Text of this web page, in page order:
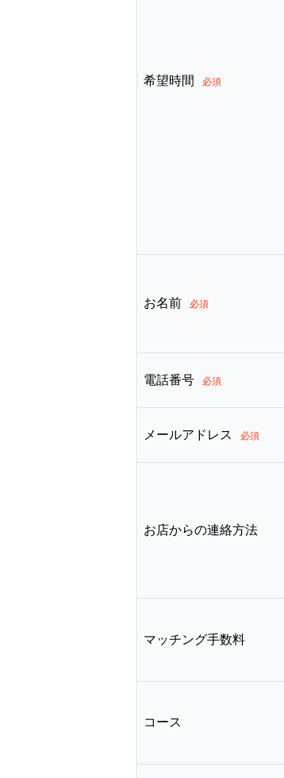
希望時間 必須
お名前 必須
電話番号 必須
メールアドレス 必須
お店からの連絡方法
マッチング手数料
コース